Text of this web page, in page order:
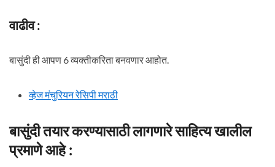
वाढीव :
बासुंदी ही आपण 6 व्यक्तीकरिता बनवणार आहोत.
व्हेज मंचुरियन रेसिपी मराठी
बासुंदी तयार करण्यासाठी लागणारे साहित्य खालील
प्रमाणे आहे :